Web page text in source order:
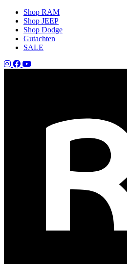
Shop RAM
Shop JEEP
Shop Dodge
Gutachten
SALE